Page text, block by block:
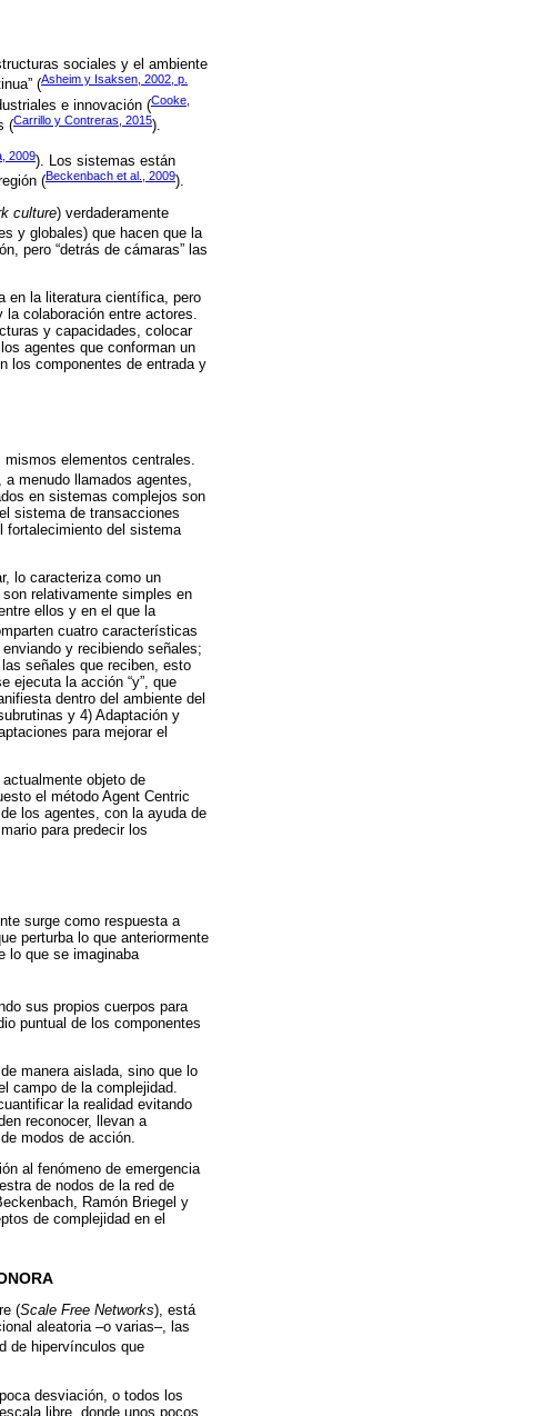
sociales y el ambiente
(Asheim y Isaksen, 2002, p.
e innovación (Cooke,
(Carrillo y Contreras, 2015).
2009). Los sistemas están
(Beckenbach et al., 2009).
culture) verdaderamente
y globales) que hacen que la
pero “detrás de cámaras” las
en la literatura científica, pero
la colaboración entre actores.
y capacidades, colocar
agentes que conforman un
los componentes de entrada y
elementos centrales.
menudo llamados agentes,
en sistemas complejos son
sistema de transacciones
fortalecimiento del sistema
lo caracteriza como un
relativamente simples en
ellos y en el que la
cuatro características
y recibiendo señales;
señales que reciben, esto
ejecuta la acción “y”, que
dentro del ambiente del
y 4) Adaptación y
para mejorar el
objeto de
el método Agent Centric
los agentes, con la ayuda de
para predecir los
surge como respuesta a
perturba lo que anteriormente
lo que se imaginaba
sus propios cuerpos para
puntual de los componentes
manera aislada, sino que lo
campo de la complejidad.
la realidad evitando
reconocer, llevan a
modos de acción.
al fenómeno de emergencia
de nodos de la red de
Ramón Briegel y
de complejidad en el
(Scale Free Networks), está
aleatoria –o varias–, las
de hipervínculos que
desviación, o todos los
libre, donde unos pocos